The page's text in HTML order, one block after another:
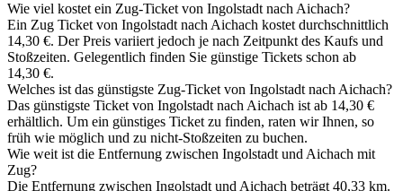
Wie viel kostet ein Zug-Ticket von Ingolstadt nach Aichach?
Ein Zug Ticket von Ingolstadt nach Aichach kostet durchschnittlich
14,30 €. Der Preis variiert jedoch je nach Zeitpunkt des Kaufs und
Stoßzeiten. Gelegentlich finden Sie günstige Tickets schon ab
14,30 €.
Welches ist das günstigste Zug-Ticket von Ingolstadt nach Aichach?
Das günstigste Ticket von Ingolstadt nach Aichach ist ab 14,30 €
erhältlich. Um ein günstiges Ticket zu finden, raten wir Ihnen, so
früh wie möglich und zu nicht-Stoßzeiten zu buchen.
Wie weit ist die Entfernung zwischen Ingolstadt und Aichach mit
Zug?
Die Entfernung zwischen Ingolstadt und Aichach beträgt 40,33 km.